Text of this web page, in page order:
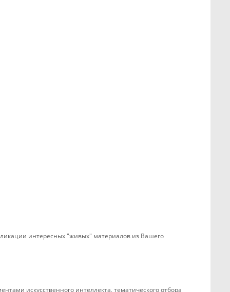
интересных "живых" материалов из Вашего
искусственного интеллекта, тематического отбора